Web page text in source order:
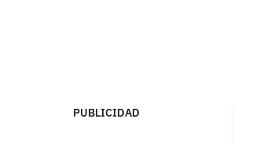
PUBLICIDAD